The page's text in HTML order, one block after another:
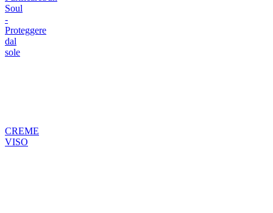
Soul
-
Proteggere
dal
sole
CREME
VISO